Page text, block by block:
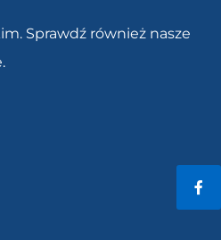
Sprawdź również nasze